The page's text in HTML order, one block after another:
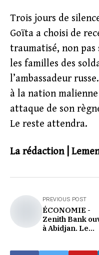
Trois jours de
Goïta a choisi de
traumatisé, non pas
les familles des
l’ambassadeur
à la nation
attaque de son
Le reste attendra.
La rédaction |
PREVIOUS POST
ÉCONOMIE -
Zenith Bank
à Abidjan. Le